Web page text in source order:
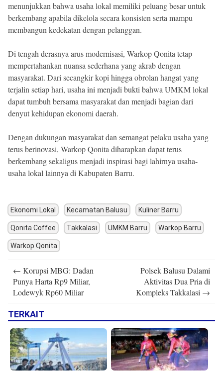
menunjukkan bahwa usaha lokal memiliki peluang besar untuk
berkembang apabila dikelola secara konsisten serta mampu
membangun kedekatan dengan pelanggan.
Di tengah derasnya arus modernisasi, Warkop Qonita tetap
mempertahankan nuansa sederhana yang akrab dengan
masyarakat. Dari secangkir kopi hingga obrolan hangat yang
terjalin setiap hari, usaha ini menjadi bukti bahwa UMKM lokal
dapat tumbuh bersama masyarakat dan menjadi bagian dari
denyut kehidupan ekonomi daerah.
Dengan dukungan masyarakat dan semangat pelaku usaha yang
terus berinovasi, Warkop Qonita diharapkan dapat terus
berkembang sekaligus menjadi inspirasi bagi lahirnya usaha-
usaha lokal lainnya di Kabupaten Barru.
Ekonomi Lokal Kecamatan Balusu Kuliner Barru
Qonita Coffee Takkalasi UMKM Barru Warkop Barru
Warkop Qonita
navigation
← Korupsi MBG: Dadan
Punya Harta Rp9 Miliar,
Lodewyk Rp60 Miliar
Polsek Balusu Dalami
Aktivitas Dua Pria di
Kompleks Takkalasi →
TERKAIT